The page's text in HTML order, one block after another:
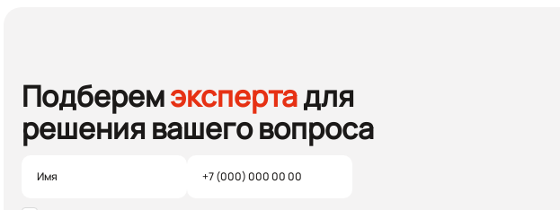
Подберемэкспертадля
решения вашего вопроса